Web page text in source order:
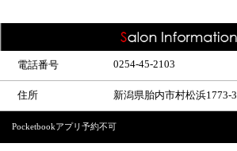
電話番号 0254-45-2103
住所 新潟県胎内市村松浜1773-3
Pocketbookアプリ予約不可